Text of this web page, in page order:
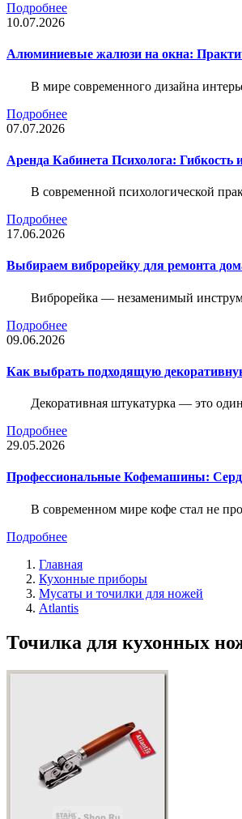
Подробнее
10.07.2026
Алюминиевые жалюзи на окна:
В мире современного дизайна
Подробнее
07.07.2026
Аренда Кабинета Психолога: Гибкость
В современной психологической
Подробнее
17.06.2026
Выбираем виброрейку для ремонта
Виброрейка — незаменимый
Подробнее
09.06.2026
Как выбрать подходящую
Декоративная штукатурка — это
Подробнее
29.05.2026
Профессиональные Кофемашины:
В современном мире кофе стал не
Подробнее
Главная
Кухонные приборы
Мусаты и точилки для ножей
Atlantis
Точилка для кухонных